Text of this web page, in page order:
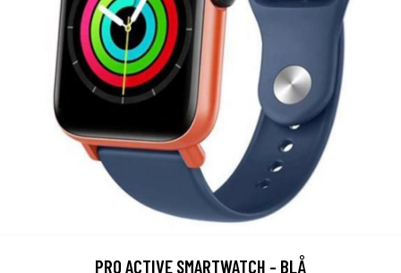
PRO ACTIVE SMARTWATCH - BLÅ